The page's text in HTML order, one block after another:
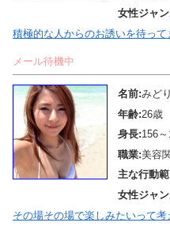
女性ジャ
積極的な人からのお誘いを待って
メール待機中
名前:みどり
年齢:26歳
身長:156
職業:美容
主な行動
女性ジャ
その場その場で楽しみたいって考